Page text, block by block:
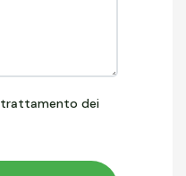
trattamento dei